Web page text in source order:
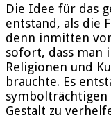
Die Idee für das
entstand, als die
denn inmitten
sofort, dass man
Religionen und
brauchte. Es
symbolträchtigen
Gestalt zu